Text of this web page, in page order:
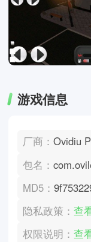
游戏信息
厂商：Ovidiu
包名：
MD5：
隐私政策：查
权限说明：查